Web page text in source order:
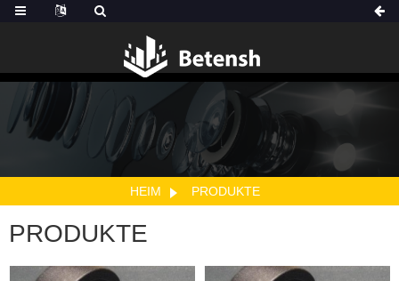
HEIM PRODUKTE
PRODUKTE